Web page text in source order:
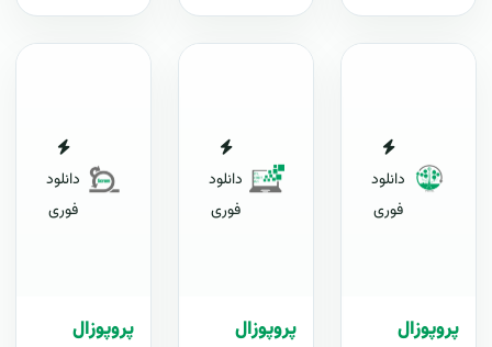
دانلود
فوری
پروپوزال
دانلود
فوری
پروپوزال
دانلود
فوری
پروپوزال